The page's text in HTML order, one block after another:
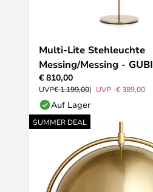
Multi-Lite Stehleuchte
Messing/Messing - GUBI
€ 810,00
UVP€ 1.199,00 UVP -€ 389,00
Auf Lager
SUMMER DEAL